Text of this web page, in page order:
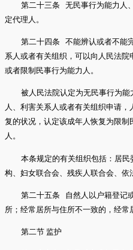
第二十三条 无民事行为能力人
定代理人。
第二十四条 不能辨认或者不能
系人或者有关组织，可以向人民法
或者限制民事行为能力人。
被人民法院认定为无民事行为
人、利害关系人或者有关组织申请
复的状况，认定该成年人恢复为限
人。
本条规定的有关组织包括：居
构、妇女联合会、残疾人联合会、依
第二十五条 自然人以户籍登记
所；经常居所与住所不一致的，经常
第二节 监护